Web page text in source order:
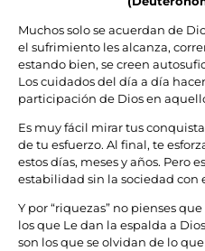
Muchos solo se acuerdan de
el sufrimiento les alcanza,
estando bien, se creen
Los cuidados del día a día
participación de Dios en
Es muy fácil mirar tus
de tu esfuerzo. Al final, te
estos días, meses y años. Pero
estabilidad sin la sociedad con
Y por “riquezas” no pienses
los que Le dan la espalda a
son los que se olvidan de lo